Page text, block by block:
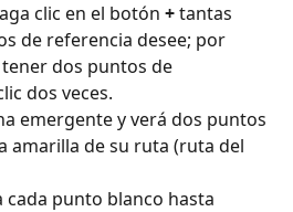
clic en el botón + tantas
de referencia desee; por
dos puntos de
dos veces.
emergente y verá dos puntos
amarilla de su ruta (ruta del
cada punto blanco hasta